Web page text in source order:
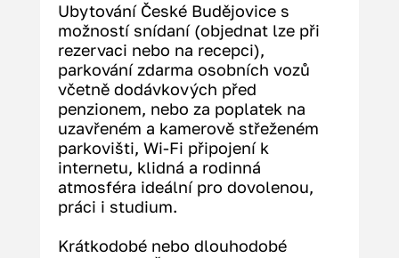
Ubytování České Budějovice s
možností snídaní (objednat lze při
rezervaci nebo na recepci),
parkování zdarma osobních vozů
včetně dodávkových před
penzionem, nebo za poplatek na
uzavřeném a kamerově střeženém
parkovišti, Wi-Fi připojení k
internetu, klidná a rodinná
atmosféra ideální pro dovolenou,
práci i studium.
Krátkodobé nebo dlouhodobé